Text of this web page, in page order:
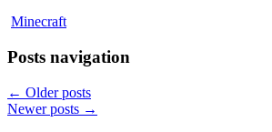
Minecraft
Posts navigation
← Older posts
Newer posts →